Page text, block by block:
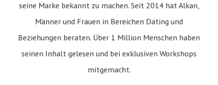
seine Marke bekannt zu machen. Seit 2014 hat Alkan,
Männer und Frauen in Bereichen Dating und
Beziehungen beraten. Über 1 Million Menschen haben
seinen Inhalt gelesen und bei exklusiven Workshops
mitgemacht.